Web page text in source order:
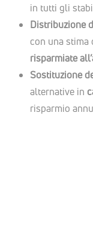
in tutti gli
Distribuzione
con una stima
risparmiate
Sostituzione
alternative in
risparmio